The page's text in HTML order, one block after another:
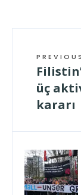
üç
kararı